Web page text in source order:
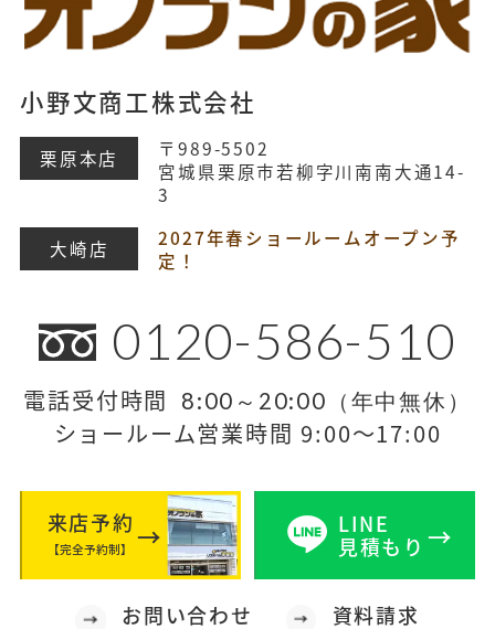
小野文商工株式会社
栗原本店
〒989-5502
宮城県栗原市若柳字川南南大通14-
3
大崎店
2027年春ショールームオープン予
定！
0120-586-510
電話受付時間 8:00～20:00（年中無休）
ショールーム営業時間 9:00～17:00
来店予約
【完全予約制】
LINE
見積もり
お問い合わせ 資料請求